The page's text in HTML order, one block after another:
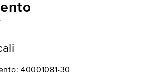
40001081-30